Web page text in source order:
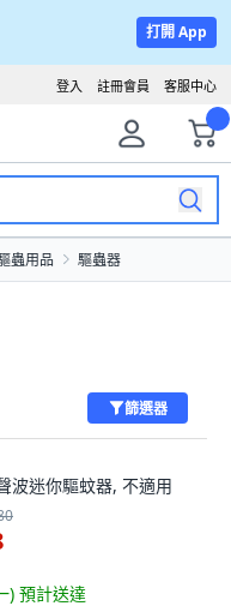
打開 App
客服中心
註冊會員
登入
蟲用品 驅蟲器
篩選器
波迷你驅蚊器, 不適用
) 預計送達